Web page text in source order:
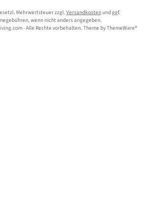
Mehrwertsteuer zzgl. Versandkostenund ggf.
wenn nicht anders angegeben.
- Alle Rechte vorbehalten. Theme byThemeWare®